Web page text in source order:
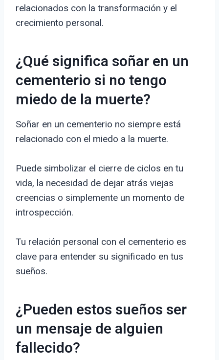
relacionados con la transformación y el
crecimiento personal.
¿Qué significa soñar en un
cementerio si no tengo
miedo de la muerte?
Soñar en un cementerio no siempre está
relacionado con el miedo a la muerte.
Puede simbolizar el cierre de ciclos en tu
vida, la necesidad de dejar atrás viejas
creencias o simplemente un momento de
introspección.
Tu relación personal con el cementerio es
clave para entender su significado en tus
sueños.
¿Pueden estos sueños ser
un mensaje de alguien
fallecido?